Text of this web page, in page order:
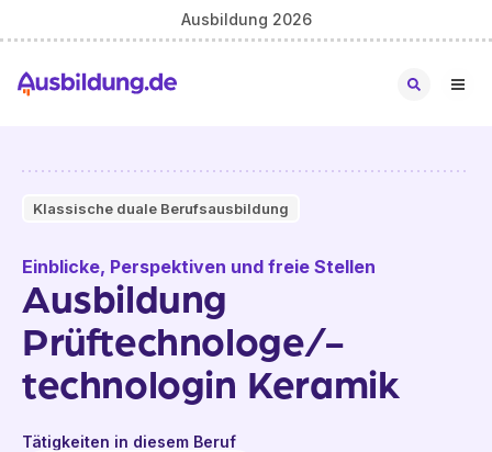
Ausbildung 2026
Klassische duale Berufsausbildung
Einblicke, Perspektiven und freie Stellen
Ausbildung
Prüftechnologe/-
technologin Keramik
Tätigkeiten in diesem Beruf